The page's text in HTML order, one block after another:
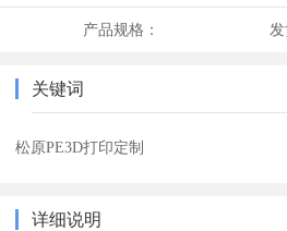
产品规格：
关键词
松原PE3D打印定制
详细说明